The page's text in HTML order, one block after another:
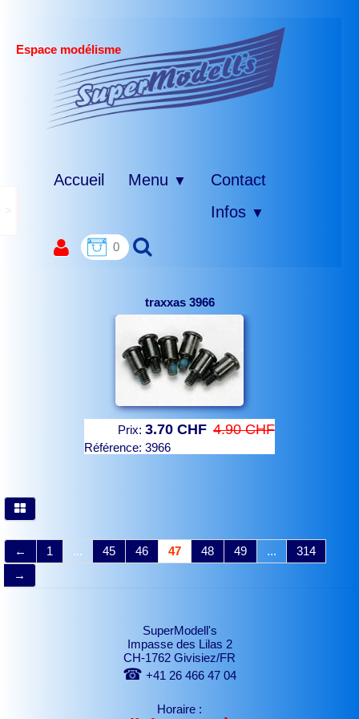
Espace modélisme
Accueil Menu ▼
Contact
Infos ▼
0
traxxas 3966
Prix: 3.70 CHF 4.90 CHF
Référence: 3966
← 1 ... 45 46 47 48 49 ...
314
→
SuperModell's
Impasse des Lilas 2
CH-1762 Givisiez/FR
☎ +41 26 466 47 04
Horaire :